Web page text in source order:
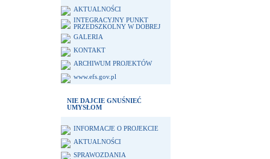
AKTUALNOŚCI
INTEGRACYJNY PUNKT
PRZEDSZKOLNY W DOBREJ
GALERIA
KONTAKT
ARCHIWUM PROJEKTÓW
www.efs.gov.pl
NIE DAJCIE GNUŚNIEĆ
UMYSŁOM
INFORMACJE O PROJEKCIE
AKTUALNOŚCI
SPRAWOZDANIA